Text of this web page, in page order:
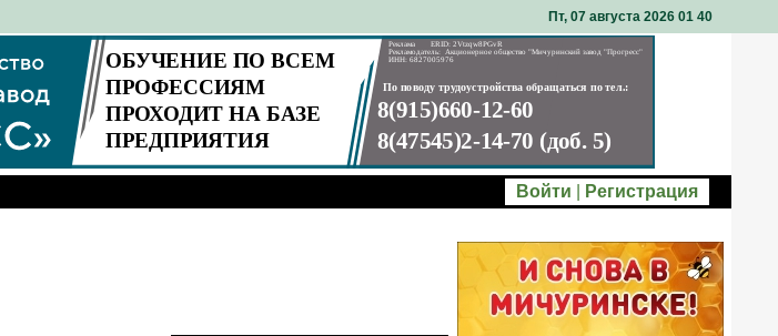
Пт, 07 августа 2026 01: 40
Войти Регистрация